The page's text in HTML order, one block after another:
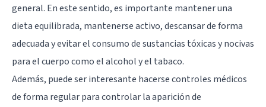
general. En este sentido, es importante mantener una
dieta equilibrada, mantenerse activo, descansar de forma
adecuada y evitar el consumo de sustancias tóxicas y nocivas
para el cuerpo como el alcohol y el tabaco.
Además, puede ser interesante hacerse controles médicos
de forma regular para controlar la aparición de